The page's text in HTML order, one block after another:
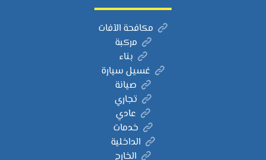
مكافحة الآفات
مركبة
بناء
غسيل سيارة
صيانة
تجاري
عادي
خدمات
الداخلية
الخارج